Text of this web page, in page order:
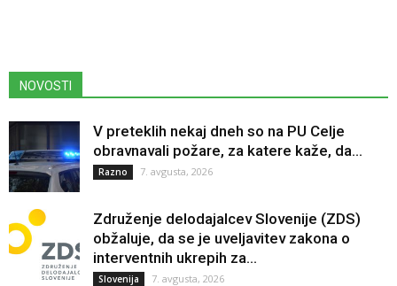
NOVOSTI
V preteklih nekaj dneh so na PU Celje
obravnavali požare, za katere kaže, da...
Razno 7. avgusta, 2026
Združenje delodajalcev Slovenije (ZDS)
obžaluje, da se je uveljavitev zakona o
interventnih ukrepih za...
Slovenija 7. avgusta, 2026